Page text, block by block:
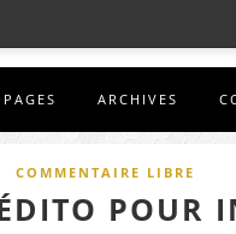
PAGES ARCHIVES
COMMENTAIRE LIBRE
POUR